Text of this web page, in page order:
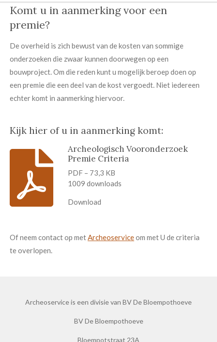
Komt u in aanmerking voor een
premie?
De overheid is zich bewust van de kosten van sommige
onderzoeken die zwaar kunnen doorwegen op een
bouwproject. Om die reden kunt u mogelijk beroep doen op
een premie die een deel van de kost vergoedt. Niet iedereen
echter komt in aanmerking hiervoor.
Kijk hier of u in aanmerking komt:
Archeologisch Vooronderzoek
Premie Criteria
PDF – 73,3 KB
1009 downloads
Download
Of neem contact op metArcheoserviceom met U de criteria
te overlopen.
Archeoservice is een divisie van BV De Bloempothoeve
BV De Bloempothoeve
Bloempotstraat 23A